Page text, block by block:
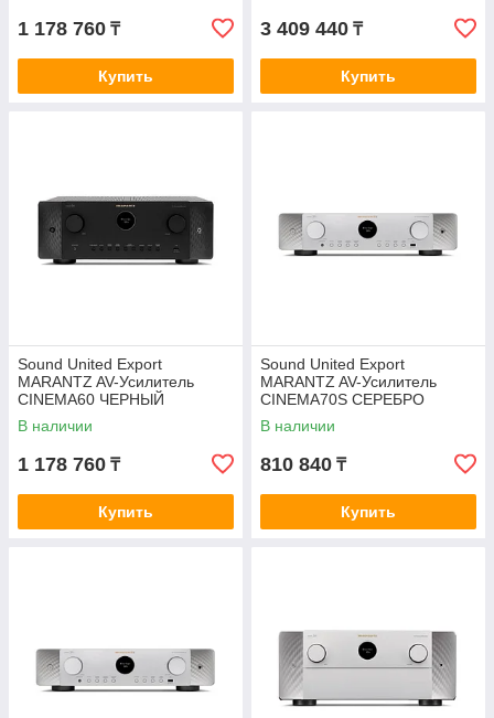
1 178 760 ₸
Купить
3 409 440 ₸
Купить
Sound United Export
MARANTZ AV-Усилитель
CINEMA60 ЧЕРНЫЙ
В наличии
1 178 760 ₸
Купить
Sound United Export
MARANTZ AV-Усилитель
CINEMA70S СЕРЕБРО
В наличии
810 840 ₸
Купить